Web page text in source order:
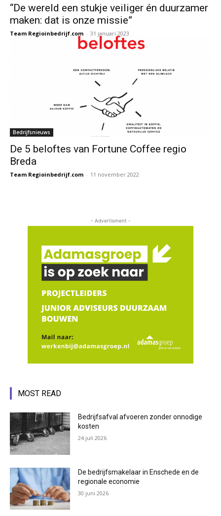
“De wereld een stukje veiliger én duurzamer
maken: dat is onze missie”
Team Regioinbedrijf.com - 31 januari 2023
Bedrijfsnieuws
De 5 beloftes van Fortune Coffee regio
Breda
Team Regioinbedrijf.com - 11 november 2022
- Advertisment -
MOST READ
Bedrijfsafval afvoeren zonder onnodige
kosten
24 juli 2026
De bedrijfsmakelaar in Enschede en de
regionale economie
30 juni 2026